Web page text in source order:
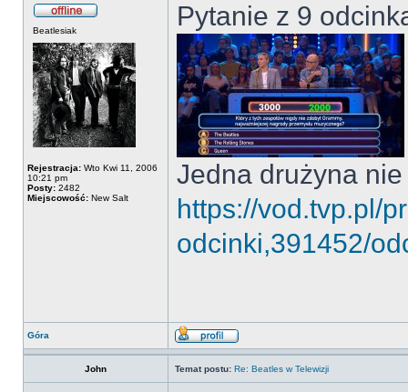
Beatlesiak
Rejestracja: Wto Kwi 11, 2006
10:21 pm
Posty: 2482
Miejscowość: New Salt
Pytanie z 9
Jedna drużyna
https://vod.tvp.pl/
odcinki,391452/
Góra
John Temat postu: Re: Beatles w Telewizji